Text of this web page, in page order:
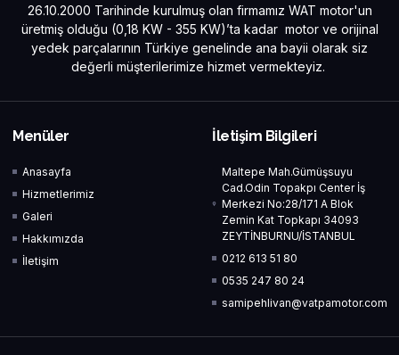
26.10.2000 Tarihinde kurulmuş olan firmamız WAT motor'un
üretmiş olduğu (0,18 KW - 355 KW)’ta kadar motor ve orijinal
yedek parçalarının Türkiye genelinde ana bayii olarak siz
değerli müşterilerimize hizmet vermekteyiz.
Menüler
Anasayfa
Hizmetlerimiz
Galeri
Hakkımızda
İletişim
İletişim Bilgileri
Maltepe Mah.Gümüşsuyu
Cad.Odin Topakpı Center İş
Merkezi No:28/171 A Blok
Zemin Kat Topkapı 34093
ZEYTİNBURNU/İSTANBUL
0212 613 51 80
0535 247 80 24
samipehlivan@vatpamotor.com